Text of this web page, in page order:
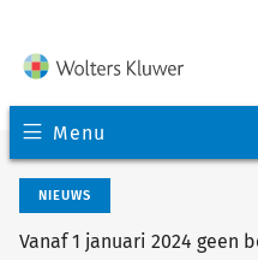
Menu
NIEUWS
Vanaf 1 januari 2024 geen